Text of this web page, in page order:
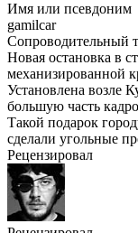
Имя или псевдоним
gamilcar
Сопроводительный
Новая остановка в
механизированной
Установлена возле
большую часть
Такой подарок
сделали угольные
Рецензировал